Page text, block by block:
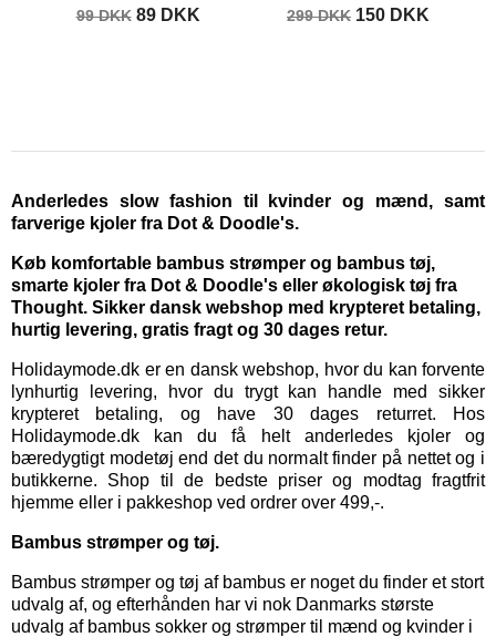
99 DKK 89 DKK
299 DKK 150 DKK
Anderledes slow fashion til kvinder og mænd, samt
farverige kjoler fra Dot & Doodle's.
Køb komfortable bambus strømper og bambus tøj,
smarte kjoler fra Dot & Doodle's eller økologisk tøj fra
Thought. Sikker dansk webshop med krypteret betaling,
hurtig levering, gratis fragt og 30 dages retur.
Holidaymode.dk er en dansk webshop, hvor du kan forvente
lynhurtig levering, hvor du trygt kan handle med sikker
krypteret betaling, og have 30 dages returret. Hos
Holidaymode.dk kan du få helt anderledes kjoler og
bæredygtigt modetøj end det du normalt finder på nettet og i
butikkerne. Shop til de bedste priser og modtag fragtfrit
hjemme eller i pakkeshop ved ordrer over 499,-.
Bambus strømper og tøj.
Bambus strømper og tøj af bambus er noget du finder et stort
udvalg af, og efterhånden har vi nok Danmarks største
udvalg af bambus sokker og strømper til mænd og kvinder i